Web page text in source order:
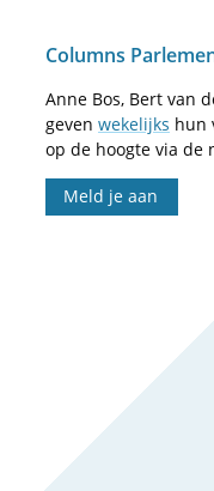
Columns
Anne Bos, Bert van
geven wekelijks hun
op de hoogte via de
Meld je aan